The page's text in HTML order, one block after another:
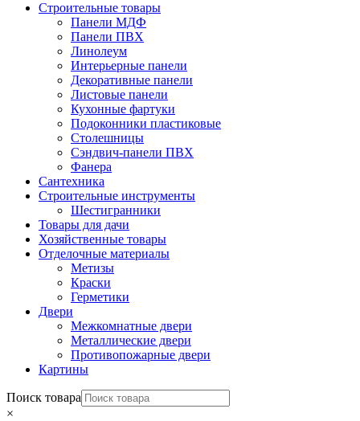
Строительные товары
Панели МДФ
Панели ПВХ
Линолеум
Интерьерные панели
Декоративные панели
Листовые панели
Кухонные фартуки
Подоконники пластиковые
Столешницы
Сэндвич-панели ПВХ
Фанера
Сантехника
Строительные инструменты
Шестигранники
Товары для дачи
Хозяйственные товары
Отделочные материалы
Метизы
Краски
Герметики
Двери
Межкомнатные двери
Металлические двери
Противопожарные двери
Картины
Поиск товара
×